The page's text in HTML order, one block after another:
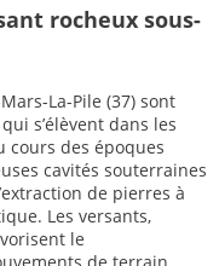
rocheux sous-
La-Pile (37) sont
s’élèvent dans les
cours des époques
cavités souterraines
de pierres à
Les versants,
le